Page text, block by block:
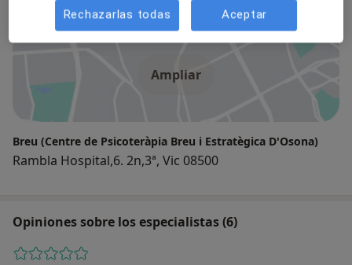
Consulta
Ampliar
Breu (Centre de Psicoteràpia Breu i Estratègica D'Osona)
Rambla Hospital,6. 2n,3ª, Vic 08500
Opiniones sobre los especialistas (6)
Rechazarlas todas Aceptar